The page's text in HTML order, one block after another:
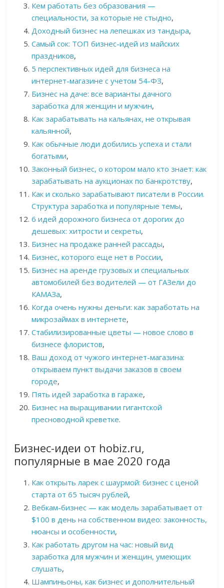
Кем работать без образования —
специальности, за которые не стыдно,
Доходный бизнес на лепешках из тандыра,
Самый сок: ТОП бизнес-идей из майских
праздников,
5 перспективных идей для бизнеса на
интернет-магазине с учетом 54-ФЗ,
Бизнес на даче: все варианты дачного
заработка для женщин и мужчин,
Как зарабатывать на кальянах, не открывая
кальянной,
Как обычные люди добились успеха и стали
богатыми,
Законный бизнес, о котором мало кто знает: как
зарабатывать на аукционах по банкротству,
Как и сколько зарабатывают писатели в России.
Структура заработка и популярные темы,
6 идей дорожного бизнеса от дорогих до
дешевых: хитрости и секреты,
Бизнес на продаже ранней рассады,
Бизнес, которого еще нет в России,
Бизнес на аренде грузовых и специальных
автомобилей без водителей — от ГАЗели до
КАМАЗа,
Когда очень нужны деньги: как заработать на
микрозаймах в интернете,
Стабилизированные цветы — новое слово в
бизнесе флористов,
Ваш доход от чужого интернет-магазина:
открываем пункт выдачи заказов в своем
городе,
Пять идей заработка в гараже,
Бизнес на выращивании гигантской
пресноводной креветке.
Бизнес-идеи от hobiz.ru,
популярные в мае 2020 года
Как открыть ларек с шаурмой: бизнес с ценой
старта от 65 тысяч рублей,
Вебкам-бизнес — как модель зарабатывает от
$100 в день на собственном видео: законность,
нюансы и особенности,
Как работать другом на час: новый вид
заработка для мужчин и женщин, умеющих
слушать,
Шампиньоны, как бизнес и дополнительный